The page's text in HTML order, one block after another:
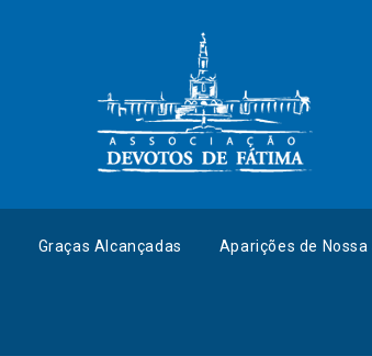
Graças Alcançadas Aparições de